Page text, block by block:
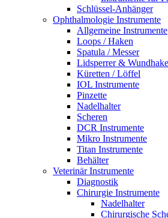
Schlüssel-Anhänger
Ophthalmologie Instrumente
Allgemeine Instrumente
Loops / Haken
Spatula / Messer
Lidsperrer &
Küretten / Löffel
IOL Instrumente
Pinzette
Nadelhalter
Scheren
DCR Instrumente
Mikro Instrumente
Titan Instrumente
Behälter
Veterinär Instrumente
Diagnostik
Chirurgie Instrumente
Nadelhalter
Chirurgische